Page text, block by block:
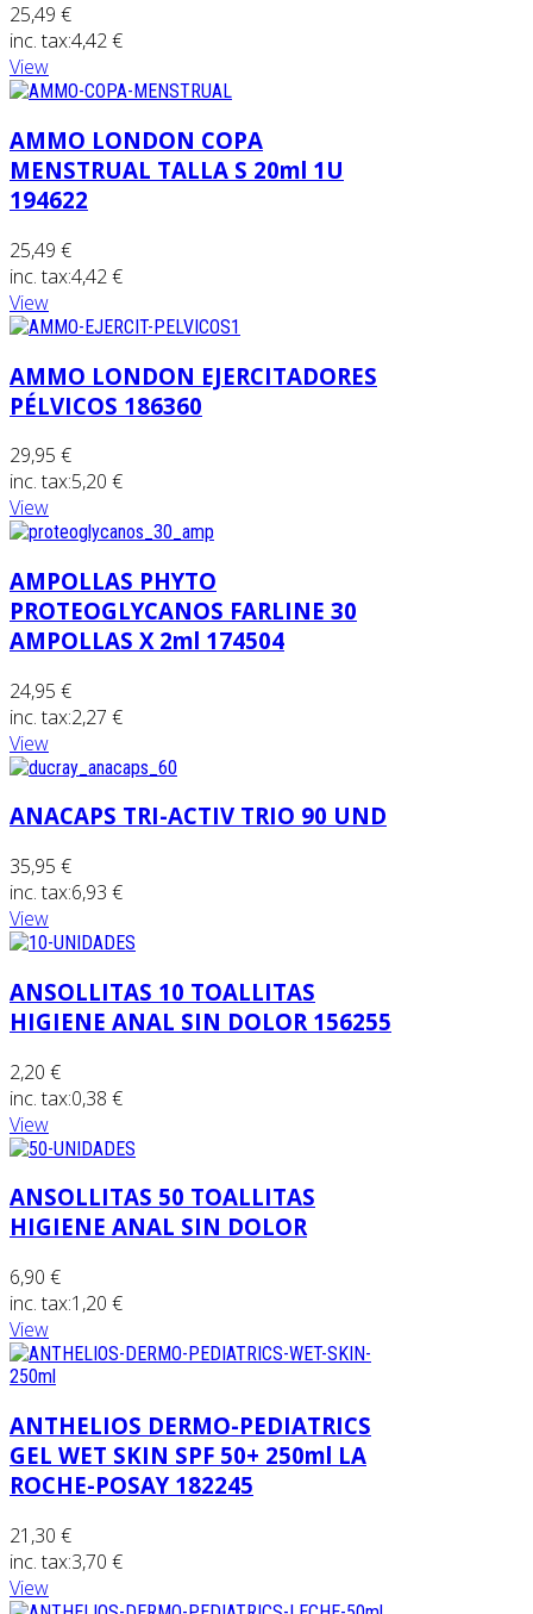
25,49 €
inc. tax:4,42 €
View
AMMO LONDON COPA
MENSTRUAL TALLA S 20ml 1U
194622
25,49 €
inc. tax:4,42 €
View
AMMO LONDON EJERCITADORES
PÉLVICOS 186360
29,95 €
inc. tax:5,20 €
View
AMPOLLAS PHYTO
PROTEOGLYCANOS FARLINE 30
AMPOLLAS X 2ml 174504
24,95 €
inc. tax:2,27 €
View
ANACAPS TRI-ACTIV TRIO 90 UND
35,95 €
inc. tax:6,93 €
View
ANSOLLITAS 10 TOALLITAS
HIGIENE ANAL SIN DOLOR 156255
2,20 €
inc. tax:0,38 €
View
ANSOLLITAS 50 TOALLITAS
HIGIENE ANAL SIN DOLOR
6,90 €
inc. tax:1,20 €
View
ANTHELIOS DERMO-PEDIATRICS
GEL WET SKIN SPF 50+ 250ml LA
ROCHE-POSAY 182245
21,30 €
inc. tax:3,70 €
View